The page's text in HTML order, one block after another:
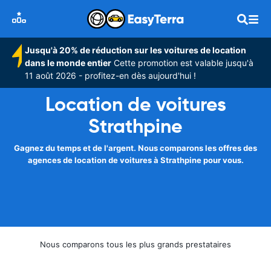
Jusqu'à 20% de réduction sur les voitures de location
dans le monde entier Cette promotion est valable jusqu'à
11 août 2026 - profitez-en dès aujourd'hui !
Location de voitures
Strathpine
Gagnez du temps et de l'argent. Nous comparons les offres des
agences de location de voitures à Strathpine pour vous.
Nous comparons tous les plus grands prestataires